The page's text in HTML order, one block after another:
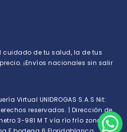
de tu salud, la de tus
¡Envíos nacionales sin salir
Virtual UNIDROGAS S.A.S Nit:
reservados. | Dirección de
3-981 M T vía río frío zona